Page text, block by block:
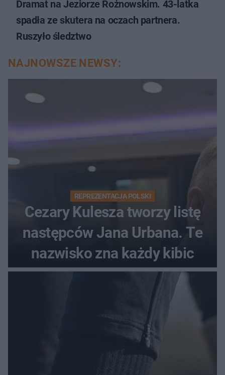
Dramat na Jeziorze Rożnowskim. 43-latka
spadła ze skutera na oczach partnera.
Ruszyło śledztwo
NAJNOWSZE NEWSY:
REPREZENTACJA POLSKI
Cezary Kulesza tworzy listę
następców Jana Urbana. Te
nazwisko zna każdy kibic